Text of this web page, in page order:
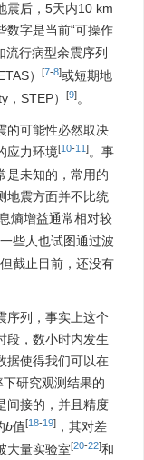
震后，5天内10 km
数字是当前“可操作
流行病型余震序列
）
[7-8]或短期地
STEP）
[9]。
的可能性必然取决
应力环境[10-11]。事
是未知的，常用的
地震方面并不比统
熵增益通常相对较
些人也试图通过波
但截止目前，还没有
序列，事实上这个
段，数小时内发生
据使得我们可以在
研究观测结果的
间接的，并且精度
b值[18-19] ，其对差
大量实验室[20-22]和